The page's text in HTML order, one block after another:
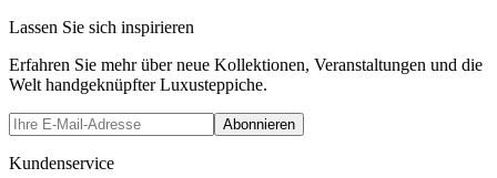
Lassen Sie sich inspirieren
Erfahren Sie mehr über neue Kollektionen, Veranstaltungen und die
Welt handgeknüpfter Luxusteppiche.
Abonnieren
Kundenservice